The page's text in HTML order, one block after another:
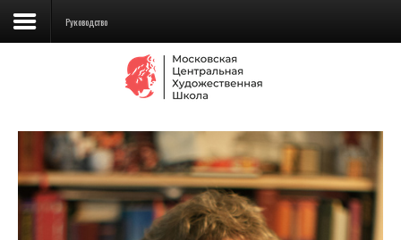
Сведения об образовательной
Училище
Детская Художественная школа
Руководство